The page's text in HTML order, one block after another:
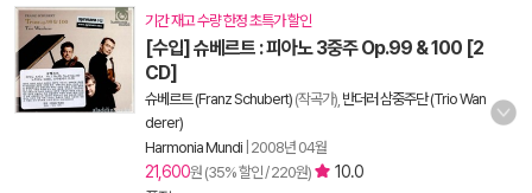
기간 재고 수량 한정 초특가 할인
[수입] 슈베르트 : 피아노 3중주 Op.99 & 100 [2
CD]
슈베르트 (Franz Schubert) (작곡가), 반더러 삼중주단 (Trio Wan
derer)
Harmonia Mundi 2008년 04월
21,600원 (35% 할인 / 220원)
10.0